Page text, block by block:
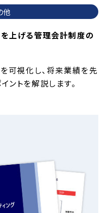
他
上げる管理会計制度の
可視化し、将来業績を先
ントを解説します。